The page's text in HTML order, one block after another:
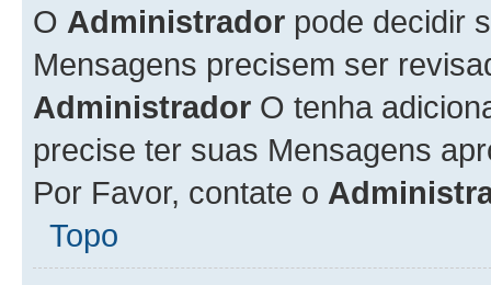
O Administrador pode decidir
Mensagens precisem ser
Administrador O tenha
precise ter suas Mensagens
Por Favor, contate o
Topo